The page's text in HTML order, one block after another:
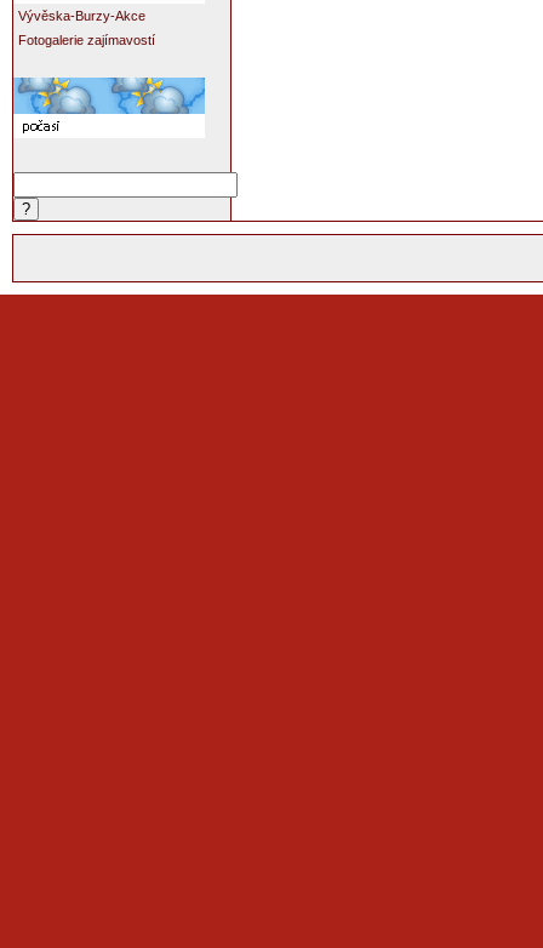
Vývěska-Burzy-Akce
Fotogalerie zajímavostí